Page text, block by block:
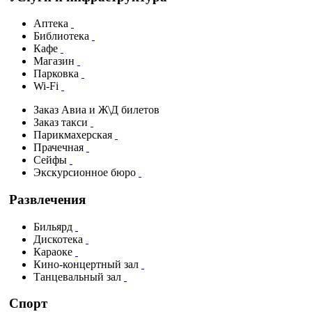
Аптека
Библиотека
Кафе
Магазин
Парковка
Wi-Fi
Заказ Авиа и Ж\Д билетов
Заказ такси
Парикмахерская
Прачечная
Сейфы
Экскурсионное бюро
Развлечения
Бильярд
Дискотека
Караоке
Кино-концертный зал
Танцевальный зал
Спорт